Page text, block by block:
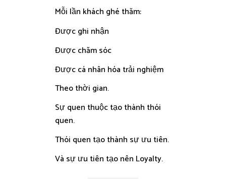
Mỗi lần khách ghé thăm:
Được ghi nhận
Được chăm sóc
Được cá nhân hóa trải nghiệm
Theo thời gian.
Sự quen thuộc tạo thành thói
quen.
Thói quen tạo thành sự ưu tiên.
Và sự ưu tiên tạo nên Loyalty.